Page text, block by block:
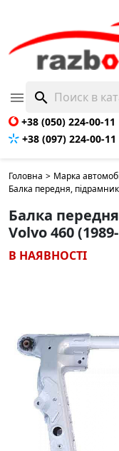
 search
+38 (050) 224-00-11
+38 (097) 224-00-11
Головна > Марка
Балка передня,
Балка
Volvo 460
В НАЯВНОСТІ